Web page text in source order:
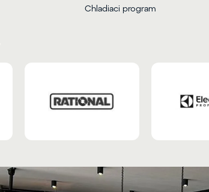
Chladiaci program